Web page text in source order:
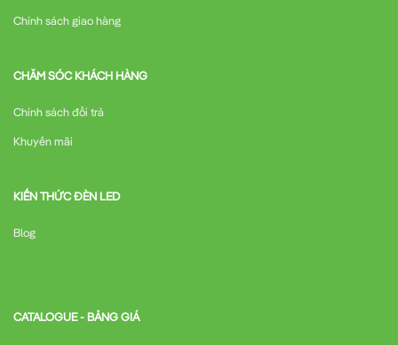
Chính sách giao hàng
CHĂM SÓC KHÁCH HÀNG
Chính sách đổi trả
Khuyến mãi
KIẾN THỨC ĐÈN LED
Blog
CATALOGUE - BẢNG GIÁ